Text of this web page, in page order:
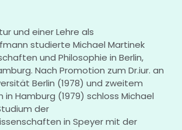
und einer Lehre als
studierte Michael Martinek
und Philosophie in Berlin,
Nach Promotion zum Dr.iur. an
Berlin (1978) und zweitem
Hamburg (1979) schloss Michael
der
in Speyer mit der